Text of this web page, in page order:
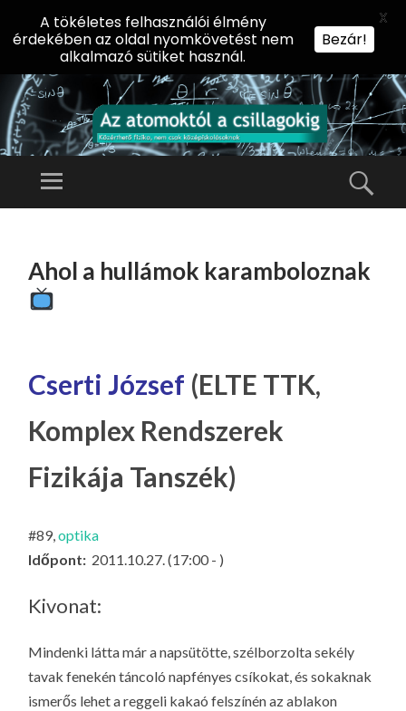
AZ
KT
CS
IL
LA
G
O
KI
Előadássorozat
Természettudományi
Menü
TARTALOMHOZ
Ahol a hullámok karamboloznak
Cserti József (ELTE TTK,
Komplex Rendszerek
Fizikája Tanszék)
#89,optika
Időpont: 2011.10.27. (17:00 - )
Kivonat:
Mindenki látta már a napsütötte, szélborzolta sekély
tavak fenekén táncoló napfényes csíkokat, és sokaknak
ismerős lehet a reggeli kakaó felszínén az ablakon
A tökéletes felhasználói élmény
érdekében az oldal nyomkövetést nem
alkalmazó sütiket használ.
Bezár!
X